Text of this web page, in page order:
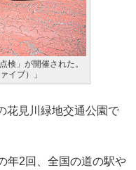
検」が開催された。
イブ）」
花見川緑地交通公園で
年2回、全国の道の駅や